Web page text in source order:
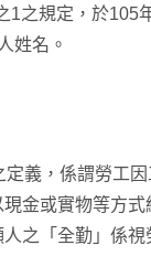
1之規定，於105
姓名。
義，係謂勞工
金或實物等方
之「全勤」係